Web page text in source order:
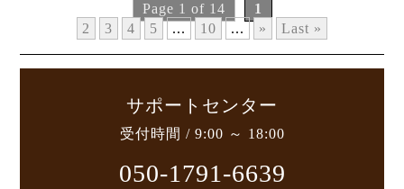
Page 1 of 14
1
2
3 4 5 ... 10 ... » Last »
サポートセンター
受付時間 / 9:00 ～ 18:00
050-1791-6639